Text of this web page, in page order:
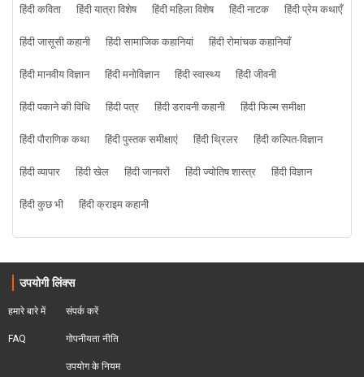
हिंदी कविता
हिंदी यात्रा विशेष हिंदी महिला विशेष हिंदी नाटक
हिंदी प्रेम कथाएँ
हिंदी जासूसी कहानी
हिंदी सामाजिक कहानियां
हिंदी रोमांचक कहानियाँ
हिंदी मानवीय विज्ञान
हिंदी मनोविज्ञान हिंदी स्वास्थ्य
हिंदी जीवनी
हिंदी पकाने की विधि
हिंदी पत्र हिंदी डरावनी कहानी
हिंदी फिल्म समीक्षा
हिंदी पौराणिक कथा
हिंदी पुस्तक समीक्षाएं हिंदी थ्रिलर
हिंदी कल्पित-विज्ञान
हिंदी व्यापार
हिंदी खेल हिंदी जानवरों हिंदी ज्योतिष शास्त्र
हिंदी विज्ञान
हिंदी कुछ भी
हिंदी क्राइम कहानी
उपयोगी लिंक्स
हमारे बारे में
FAQ
संपर्क करें
गोपनीयता नीति
उपयोग के नियम